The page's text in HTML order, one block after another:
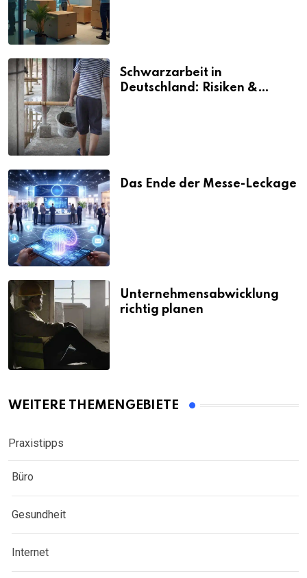
Schwarzarbeit in
Deutschland: Risiken &
Das Ende der Messe-Leckage
Unternehmensabwicklung
richtig planen
WEITERE THEMENGEBIETE
Praxistipps
Büro
Gesundheit
Internet